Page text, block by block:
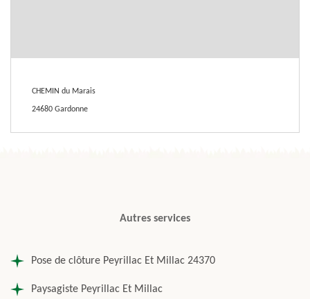
CHEMIN du Marais
24680 Gardonne
Autres services
Pose de clôture Peyrillac Et Millac 24370
Paysagiste Peyrillac Et Millac